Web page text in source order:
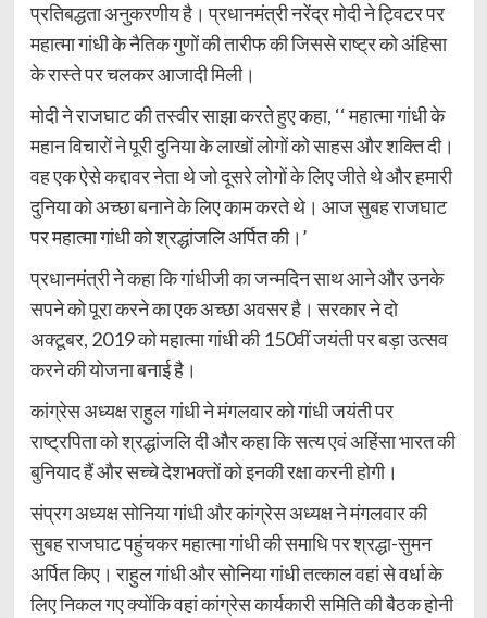
प्रतिबद्धता अनुकरणीय है। प्रधानमंत्री नरेंद्र मोदी ने ट्विटर पर
महात्मा गांधी के नैतिक गुणों की तारीफ की जिससे राष्ट्र को अंहिसा
के रास्ते पर चलकर आजादी मिली।
मोदी ने राजघाट की तस्वीर साझा करते हुए कहा, ‘‘ महात्मा गांधी के
महान विचारों ने पूरी दुनिया के लाखों लोगों को साहस और शक्ति दी।
वह एक ऐसे कद्दावर नेता थे जो दूसरे लोगों के लिए जीते थे और हमारी
दुनिया को अच्छा बनाने के लिए काम करते थे। आज सुबह राजघाट
पर महात्मा गांधी को श्रद्धांजलि अर्पित की।’
प्रधानमंत्री ने कहा कि गांधीजी का जन्मदिन साथ आने और उनके
सपने को पूरा करने का एक अच्छा अवसर है। सरकार ने दो
अक्टूबर, 2019 को महात्मा गांधी की 150वीं जयंती पर बड़ा उत्सव
करने की योजना बनाई है।
कांग्रेस अध्यक्ष राहुल गांधी ने मंगलवार को गांधी जयंती पर
राष्ट्रपिता को श्रद्धांजलि दी और कहा कि सत्य एवं अहिंसा भारत की
बुनियाद हैं और सच्चे देशभक्तों को इनकी रक्षा करनी होगी।
संप्रग अध्यक्ष सोनिया गांधी और कांग्रेस अध्यक्ष ने मंगलवार की
सुबह राजघाट पहुंचकर महात्मा गांधी की समाधि पर श्रद्धा-सुमन
अर्पित किए। राहुल गांधी और सोनिया गांधी तत्काल वहां से वर्धा के
लिए निकल गए क्योंकि वहां कांग्रेस कार्यकारी समिति की बैठक होनी